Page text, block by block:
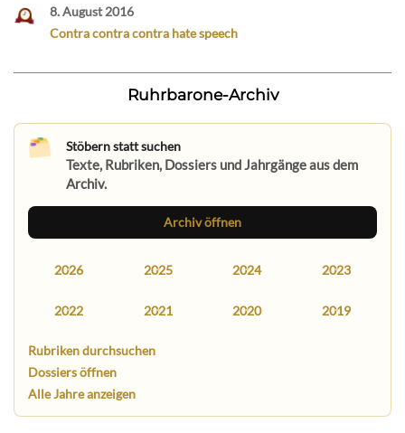
8. August 2016
Contra contra contra hate speech
Ruhrbarone-Archiv
Stöbern statt suchen
Texte, Rubriken, Dossiers und Jahrgänge aus dem
Archiv.
Archiv öffnen
2026 2025 2024 2023
2022 2021 2020 2019
Rubriken durchsuchen
Dossiers öffnen
Alle Jahre anzeigen